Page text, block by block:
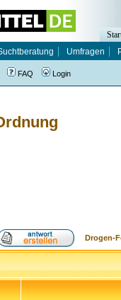
Drogen-
Umfragen
FAQ Login